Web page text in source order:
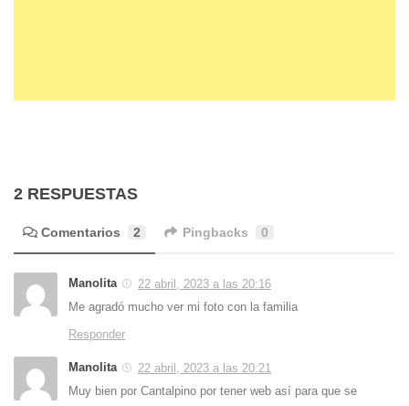
2 RESPUESTAS
Comentarios 2 Pingbacks 0
Manolita
22 abril, 2023 a las 20:16
Me agradó mucho ver mi foto con la familia
Responder
Manolita
22 abril, 2023 a las 20:21
Muy bien por Cantalpino por tener web así para que se